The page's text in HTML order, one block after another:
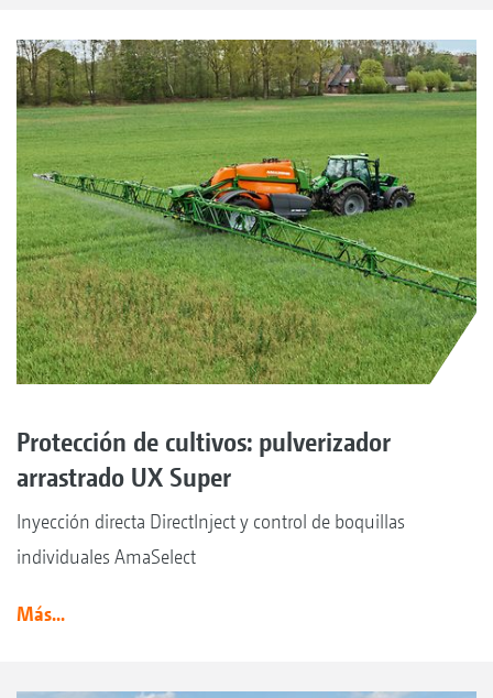
Protección de cultivos: pulverizador
arrastrado UX Super
Inyección directa DirectInject y control de boquillas
individuales AmaSelect
Más...